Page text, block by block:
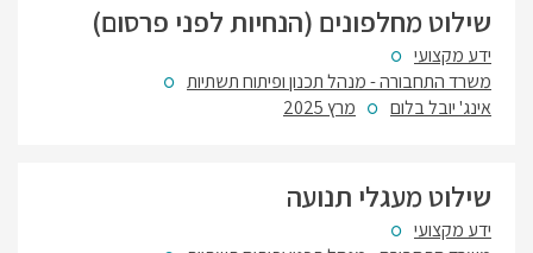
שילוט מחלפונים (הנחיות לפני פרסום)
ידע מקצועי
משרד התחבורה - מנהל תכנון ופיתוח תשתיות
אינג' יובל בלום
מרץ 2025
שילוט מעגלי תנועה
ידע מקצועי